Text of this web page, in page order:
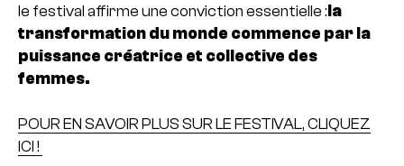
le festival affirme une conviction essentielle :la
transformation du monde commence par la
puissance créatrice et collective des
femmes.
POUR EN SAVOIR PLUS SUR LE FESTIVAL, CLIQUEZ
ICI !